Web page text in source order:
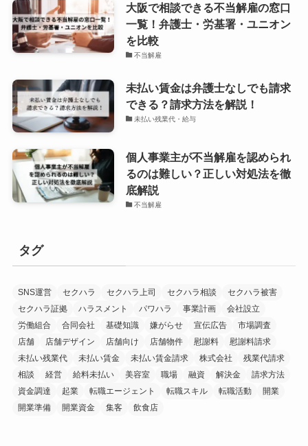
大阪で相談できる不当解雇の窓口
一覧！弁護士・労基署・ユニオン
を比較
不当解雇
未払い賃金は弁護士なしでも請求
できる？請求方法を解説！
未払い残業代・給与
個人事業主が不当解雇を認められ
るのは難しい？正しい対処法を徹
底解説
不当解雇
タグ
SNS運営 セクハラ セクハラ上司 セクハラ相談
セクハラ被害
セクハラ証拠
ハラスメント パワハラ 事業計画
会社設立
労働組合
合同会社 基礎知識 嫌がらせ 宣伝広告
市場調査
店舗
店舗デザイン 店舗向け 店舗物件 慰謝料
慰謝料請求
未払い残業代
未払い賃金 未払い賃金請求 株式会社
残業代請求
相談
経営 給料未払い 美容室 職場 融資 解決金
請求方法
資金調達
起業 転職エージェント 転職スキル 転職活動
開業
開業準備
開業資金 集客 飲食店